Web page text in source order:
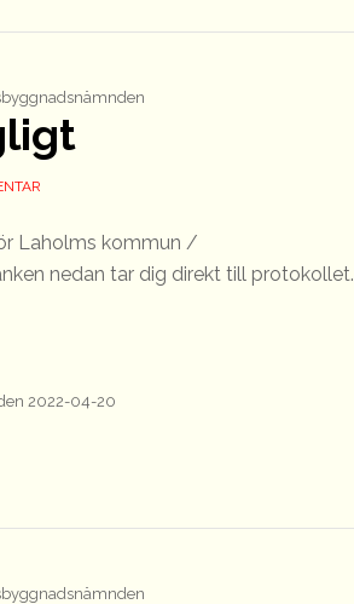
Laholms kommun /
nedan tar dig direkt till protokollet.
2022-04-20